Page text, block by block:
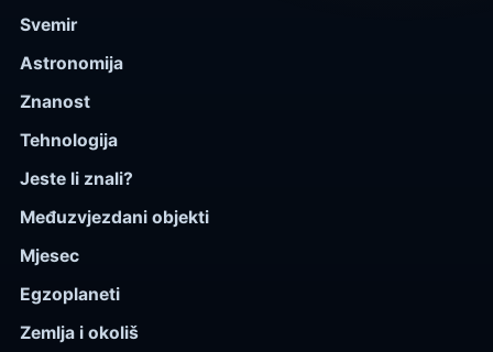
Svemir
Astronomija
Znanost
Tehnologija
Jeste li znali?
Međuzvjezdani objekti
Mjesec
Egzoplaneti
Zemlja i okoliš